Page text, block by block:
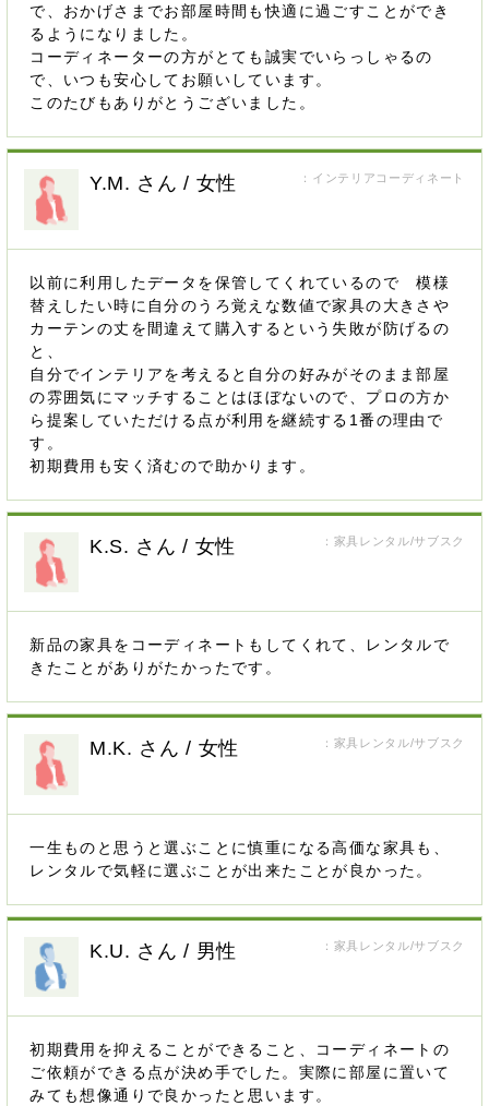
で、おかげさまでお部屋時間も快適に過ごすことができ
るようになりました。
コーディネーターの方がとても誠実でいらっしゃるの
で、いつも安心してお願いしています。
このたびもありがとうございました。
：インテリアコーディネート
Y.M. さん / 女性
以前に利用したデータを保管してくれているので 模様
替えしたい時に自分のうろ覚えな数値で家具の大きさや
カーテンの丈を間違えて購入するという失敗が防げるの
と、
自分でインテリアを考えると自分の好みがそのまま部屋
の雰囲気にマッチすることはほぼないので、プロの方か
ら提案していただける点が利用を継続する1番の理由で
す。
初期費用も安く済むので助かります。
：家具レンタル/サブスク
K.S. さん / 女性
新品の家具をコーディネートもしてくれて、レンタルで
きたことがありがたかったです。
：家具レンタル/サブスク
M.K. さん / 女性
一生ものと思うと選ぶことに慎重になる高価な家具も、
レンタルで気軽に選ぶことが出来たことが良かった。
：家具レンタル/サブスク
K.U. さん / 男性
初期費用を抑えることができること、コーディネートの
ご依頼ができる点が決め手でした。実際に部屋に置いて
みても想像通りで良かったと思います。